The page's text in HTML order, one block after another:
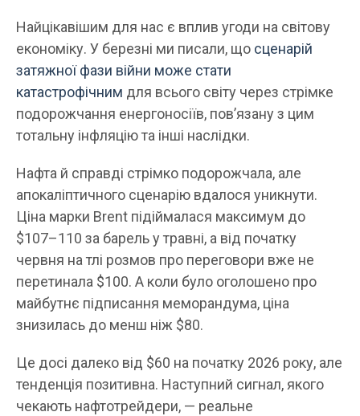
Найцікавішим для нас є вплив угоди на світову
економіку. У березні ми писали, що сценарій
затяжної фази війни може стати
катастрофічним для всього світу через стрімке
подорожчання енергоносіїв, пов’язану з цим
тотальну інфляцію та інші наслідки.
Нафта й справді стрімко подорожчала, але
апокаліптичного сценарію вдалося уникнути.
Ціна марки Brent підіймалася максимум до
$107–110 за барель у травні, а від початку
червня на тлі розмов про переговори вже не
перетинала $100. А коли було оголошено про
майбутнє підписання меморандума, ціна
знизилась до менш ніж $80.
Це досі далеко від $60 на початку 2026 року, але
тенденція позитивна. Наступний сигнал, якого
чекають нафтотрейдери, — реальне